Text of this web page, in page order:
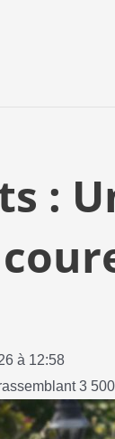
:
à 12:58
3